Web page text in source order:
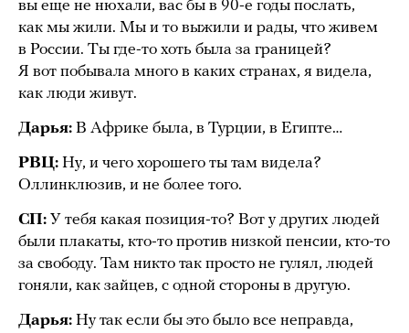
вы еще не нюхали, вас бы в 90-е годы послать,
как мы жили. Мы и то выжили и рады, что живем
в России. Ты где-то хоть была за границей?
Я вот побывала много в каких странах, я видела,
как люди живут.
Дарья: В Африке была, в Турции, в Египте…
РВЦ: Ну, и чего хорошего ты там видела?
Оллинклюзив, и не более того.
СП: У тебя какая позиция-то? Вот у других людей
были плакаты, кто-то против низкой пенсии, кто-то
за свободу. Там никто так просто не гулял, людей
гоняли, как зайцев, с одной стороны в другую.
Дарья: Ну так если бы это было все неправда,